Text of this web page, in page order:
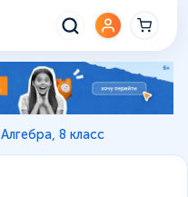
Алгебра, 8 класс